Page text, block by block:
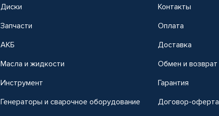
Диски
Запчасти
АКБ
Масла и жидкости
Инструмент
Генераторы и сварочное оборудование
Контакты
Оплата
Доставка
Обмен и возврат
Гарантия
Договор-оферта